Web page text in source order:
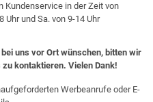
Kundenservice in der Zeit von
Uhr und Sa. von 9-14 Uhr
uns vor Ort wünschen, bitten wir
kontaktieren. Vielen Dank!
Werbeanrufe oder E-